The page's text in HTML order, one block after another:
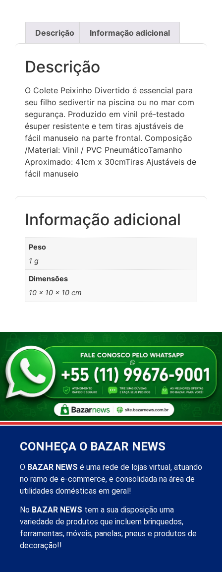
Descrição Informação adicional
Descrição
O Colete Peixinho Divertido é essencial para
seu filho sedivertir na piscina ou no mar com
segurança. Produzido em vinil pré-testado
ésuper resistente e tem tiras ajustáveis de
fácil manuseio na parte frontal. Composição
/Material: Vinil / PVC PneumáticoTamanho
Aproximado: 41cm x 30cmTiras Ajustáveis de
fácil manuseio
Informação adicional
Peso
1 g
Dimensões
10 × 10 × 10 cm
CONHEÇA O BAZAR NEWS
O BAZAR NEWS é uma rede de lojas virtual, atuando
no ramo de e-commerce, e consolidada na área de
utilidades domésticas em geral!
No BAZAR NEWS tem a sua disposição uma
variedade de produtos que incluem brinquedos,
ferramentas, móveis, panelas, pneus e produtos de
decoração!!